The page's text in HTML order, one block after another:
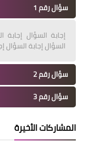
سؤال رقم 1
إجابة السؤال إجابة
السؤال إجابة السؤال
سؤال رقم 2
سؤال رقم 3
المشاركات الأخيرة